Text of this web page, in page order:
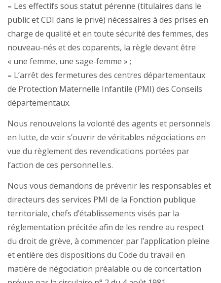
– Les effectifs sous statut pérenne (titulaires dans le
public et CDI dans le privé) nécessaires à des prises en
charge de qualité et en toute sécurité des femmes, des
nouveau-nés et des coparents, la règle devant être
« une femme, une sage-femme » ;
– L’arrêt des fermetures des centres départementaux
de Protection Maternelle Infantile (PMI) des Conseils
départementaux.
Nous renouvelons la volonté des agents et personnels
en lutte, de voir s’ouvrir de véritables négociations en
vue du règlement des revendications portées par
l’action de ces personnel.le.s.
Nous vous demandons de prévenir les responsables et
directeurs des services PMI de la Fonction publique
territoriale, chefs d’établissements visés par la
réglementation précitée afin de les rendre au respect
du droit de grève, à commencer par l’application pleine
et entière des dispositions du Code du travail en
matière de négociation préalable ou de concertation